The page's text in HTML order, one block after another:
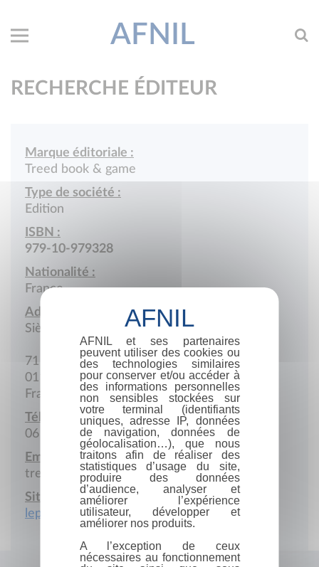
AFNIL
RECHERCHE ÉDITEUR
Marque éditoriale :
Treed book & game
Type de société :
Edition
ISBN :
979-10-979328
Nationalité :
France
Adresse :
Siège social
71 Impasse des Renards
01170 Gex
France
Téléphone portable :
06 52 61 34 31
Email :
treed.tbgcontact@gmail.com
Site Internet :
leprixdusavoir.fr
AFNIL et ses partenaires
peuvent utiliser des cookies ou
des technologies similaires
pour conserver et/ou accéder à
des informations personnelles
non sensibles stockées sur
votre terminal (identifiants
uniques, adresse IP, données
de navigation, données de
géolocalisation…), que nous
traitons afin de réaliser des
statistiques d’usage du site,
produire des données
d’audience, analyser et
améliorer l’expérience
utilisateur, développer et
améliorer nos produits.
A l’exception de ceux
nécessaires au fonctionnement